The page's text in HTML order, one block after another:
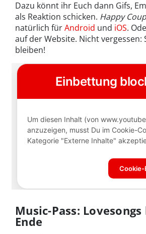
Dazu könnt ihr Euch dann Gifs,
als Reaktion schicken. Happy
natürlich fürAndroid und iOS.
auf der Website. Nicht vergessen:
bleiben!
Music-Pass:
Ende